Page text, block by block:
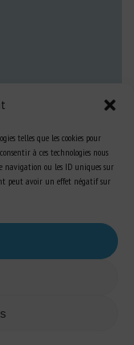
telles que les cookies pour
à ces technologies nous
navigation ou les ID uniques sur
peut avoir un effet négatif sur
Cookies